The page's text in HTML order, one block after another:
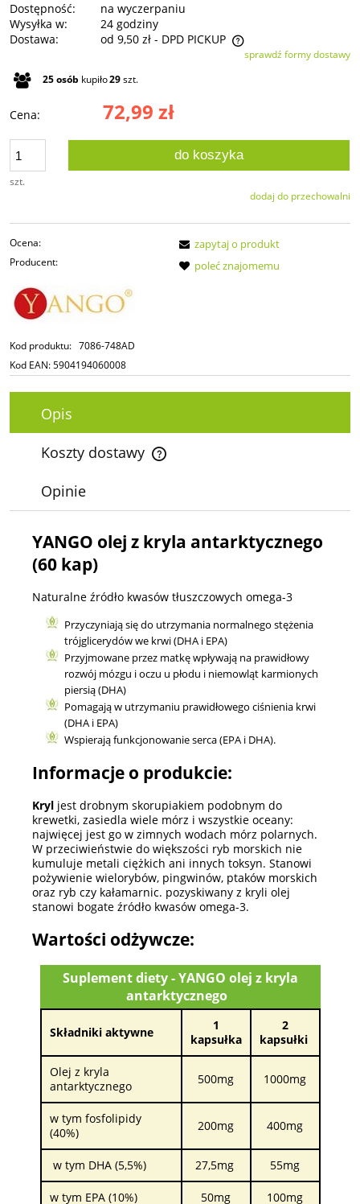
Dostępność:
na wyczerpaniu
Wysyłka w:
24 godziny
Dostawa:
od 9,50 zł - DPD PICKUP
Cena nie zawiera ewentualnych kosztów płatnościsprawdź formy dostawy
25osób kupiło29szt.
Cena: 72,99 zł
szt.
do koszyka
dodaj do przechowalni
Ocena:
Producent:
Kod produktu: 7086-748AD
Kod EAN:5904194060008
zapytaj o produkt
poleć znajomemu
Opis
Koszty dostawy
Cena nie zawiera ewentualnych kosztów płatności
Opinie
YANGO olej z kryla antarktycznego
(60 kap)
Naturalne źródło kwasów tłuszczowych omega-3
Przyczyniają się do utrzymania normalnego stężenia
trójglicerydów we krwi (DHA i EPA)
Przyjmowane przez matkę wpływają na prawidłowy
rozwój mózgu i oczu u płodu i niemowląt karmionych
piersią (DHA)
Pomagają w utrzymaniu prawidłowego ciśnienia krwi
(DHA i EPA)
Wspierają funkcjonowanie serca (EPA i DHA).
Informacje o produkcie:
Kryl jest drobnym skorupiakiem podobnym do
krewetki, zasiedla wiele mórz i wszystkie oceany:
najwięcej jest go w zimnych wodach mórz polarnych.
W przeciwieństwie do większości ryb morskich nie
kumuluje metali ciężkich ani innych toksyn. Stanowi
pożywienie wielorybów, pingwinów, ptaków morskich
oraz ryb czy kałamarnic. pozyskiwany z kryli olej
stanowi bogate źródło kwasów omega-3.
Wartości odżywcze:
Suplement diety - YANGO olej z kryla
antarktycznego
Składniki aktywne
1
kapsułka
2
kapsułki
Olej z kryla
antarktycznego
500mg 1000mg
w tym fosfolipidy
(40%)
200mg 400mg
w tym DHA (5,5%) 27,5mg 55mg
w tym EPA (10%) 50mg 100mg